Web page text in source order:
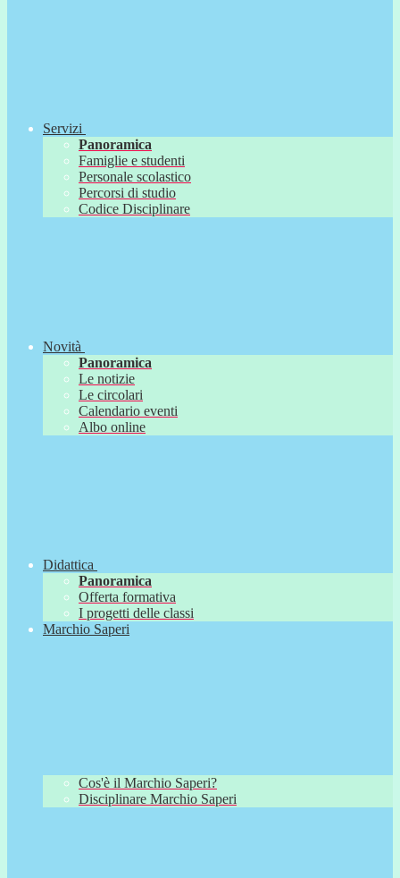
Servizi
Panoramica
Famiglie e studenti
Personale scolastico
Percorsi di studio
Codice Disciplinare
Novità
Panoramica
Le notizie
Le circolari
Calendario eventi
Albo online
Didattica
Panoramica
Offerta formativa
I progetti delle classi
Marchio Saperi
Cos'è il Marchio Saperi?
Disciplinare Marchio Saperi